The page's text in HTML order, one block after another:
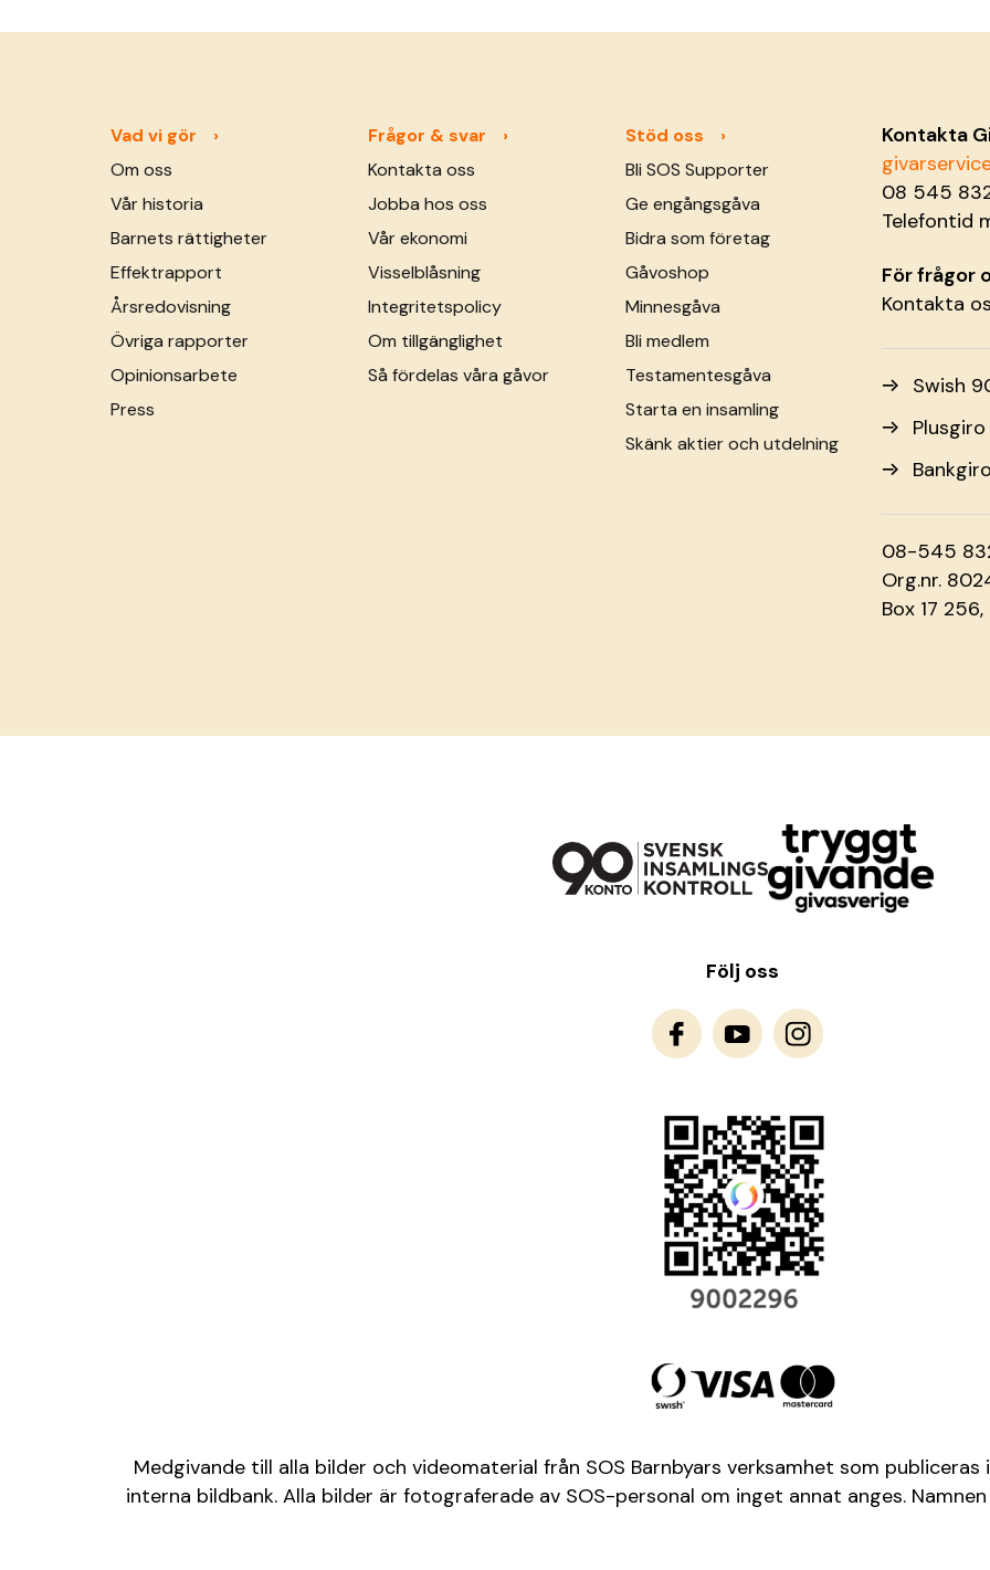
Vad vi gör
Om oss
Vår historia
Barnets rättigheter
Effektrapport
Årsredovisning
Övriga rapporter
Opinionsarbete
Press
Frågor & svar
Kontakta oss
Jobba hos oss
Vår ekonomi
Visselblåsning
Integritetspolicy
Om tillgänglighet
Så fördelas våra gåvor
Stöd oss
Bli SOS Supporter
Ge engångsgåva
Bidra som företag
Gåvoshop
Minnesgåva
Bli medlem
Testamentesgåva
Starta en insamling
Skänk aktier och utdelning
Kontakta
08 545
Telefontid
För frågor
Kontakta
Swish
08-545
Org.nr.
Box 17
Följ oss
Medgivande till alla bilder och videomaterial från SOS Barnbyars verksamhet som
interna bildbank. Alla bilder är fotograferade av SOS-personal om inget annat anges.